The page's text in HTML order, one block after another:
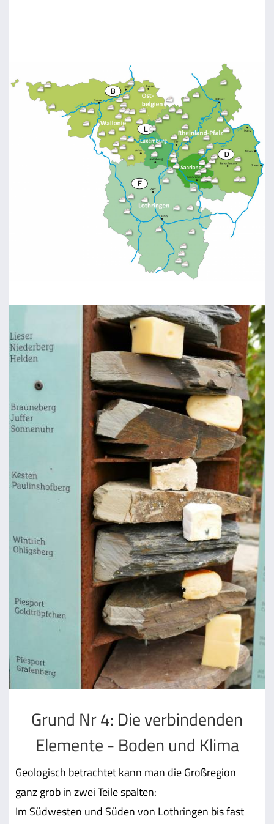
Grund Nr 4: Die verbindenden
Elemente - Boden und Klima
Geologisch betrachtet kann man die Großregion
ganz grob in zwei Teile spalten:
Im Südwesten und Süden von Lothringen bis fast